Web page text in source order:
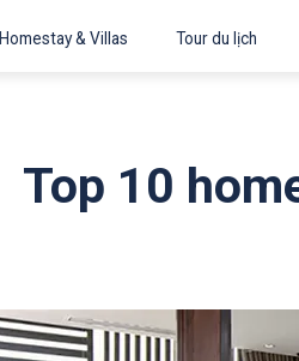
Homestay & Villas Tour du lịch
Top 10